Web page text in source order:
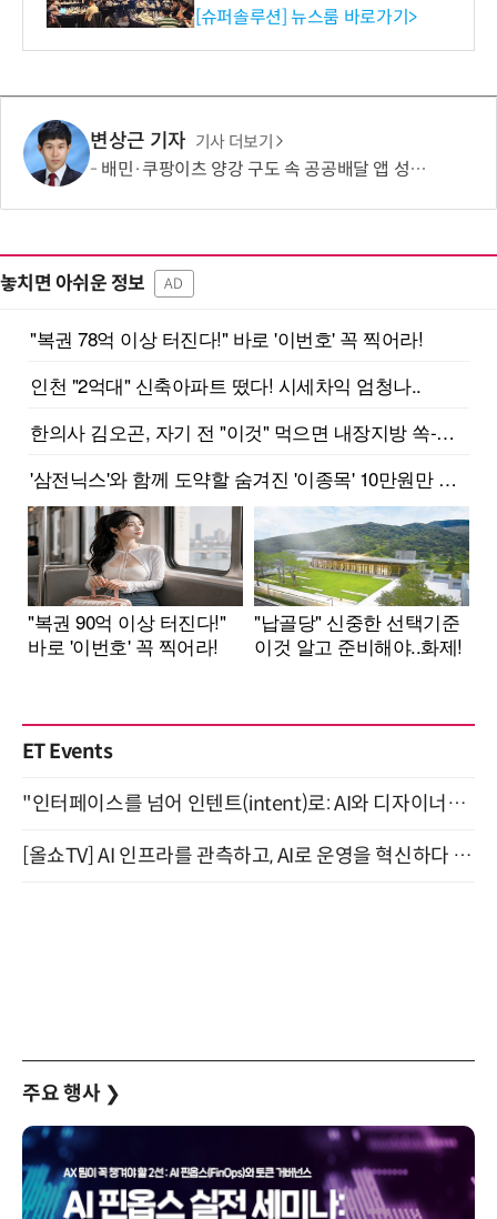
리 성료
[슈퍼솔루션] 뉴스룸 바로가기>
변상근 기자 기사 더보기
배민·쿠팡이츠 양강 구도 속 공공배달 앱 성장 정체…경쟁 활성화 방안은?
놓치면 아쉬운 정보 AD
ET Events
"인터페이스를 넘어 인텐트(intent)로: AI와 디자이너가 함께 만드는 공존의 UX" 강남역 (9/2)
[올쇼TV] AI 인프라를 관측하고, AI로 운영을 혁신하다 (8월 11일 생방송)
주요 행사 ❯